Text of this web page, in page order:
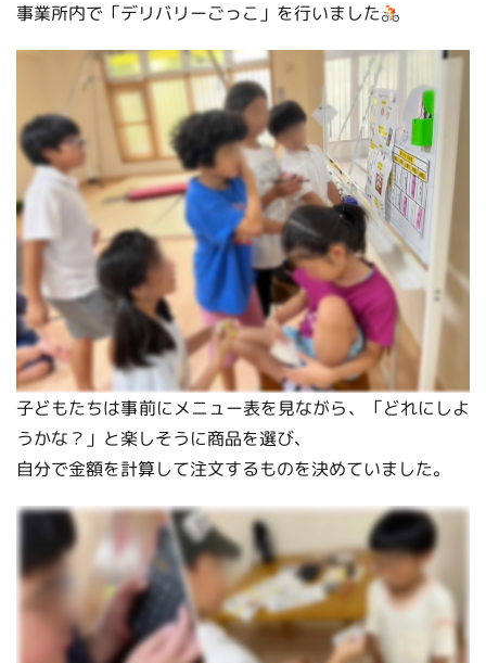
事業所内で「デリバリーごっこ」を行いました
子どもたちは事前にメニュー表を見ながら、「どれにしよ
うかな？」と楽しそうに商品を選び、
自分で金額を計算して注文するものを決めていました。